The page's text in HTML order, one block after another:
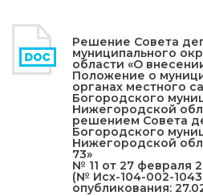
Решение Совета
муниципального
области «О
Положение о
органах местного
Богородского
Нижегородской
решением Совета
Богородского
Нижегородской
73»
№ 11 от 27 февраля
(№ Исх-104-002-
опубликования: